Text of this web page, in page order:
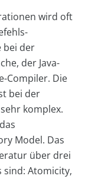
wird oft
bei der
der Java-
Compiler. Die
bei der
komplex.
Model. Das
über drei
sind: Atomicity,